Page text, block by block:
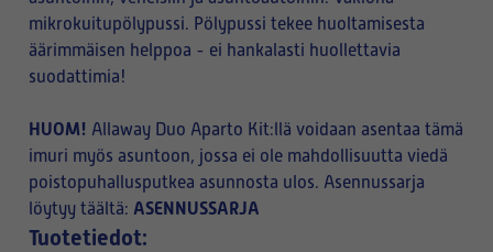
mikrokuitupölypussi. Pölypussi tekee huoltamisesta
äärimmäisen helppoa - ei hankalasti huollettavia
suodattimia!
HUOM! Allaway Duo Aparto Kit:llä voidaan asentaa tämä
imuri myös asuntoon, jossa ei ole mahdollisuutta viedä
poistopuhallusputkea asunnosta ulos. Asennussarja
löytyy täältä: ASENNUSSARJA
Tuotetiedot: